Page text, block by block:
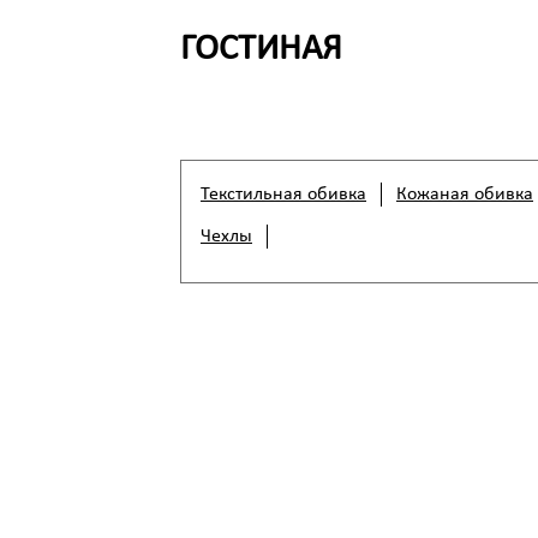
ГОСТИНАЯ
Текстильная обивка Кожаная обивка
Чехлы